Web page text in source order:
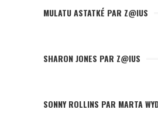
MULATU ASTATKÉ PAR Z@IUS
SHARON JONES PAR Z@IUS
SONNY ROLLINS PAR MARTA